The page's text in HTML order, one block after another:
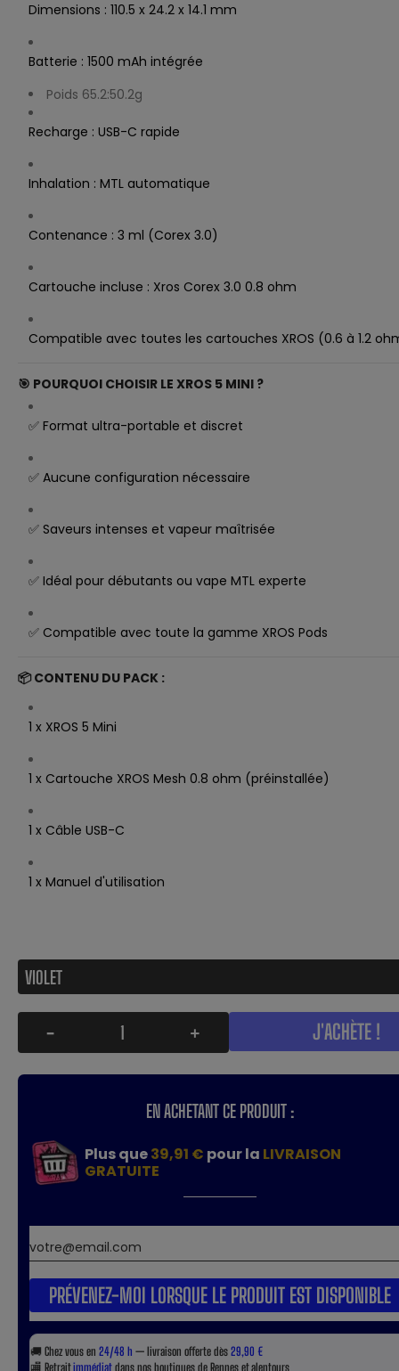
Dimensions : 110.5 x 24.2 x 14.1 mm
Batterie : 1500 mAh intégrée
Poids 65.2:50.2g
Recharge : USB-C rapide
Inhalation : MTL automatique
Contenance : 3 ml (Corex 3.0)
Cartouche incluse : Xros Corex 3.0 0.8 ohm
Compatible avec toutes les cartouches XROS (0.6 à 1.2
🎯 POURQUOI CHOISIR LE XROS 5 MINI ?
✅ Format ultra-portable et discret
✅ Aucune configuration nécessaire
✅ Saveurs intenses et vapeur maîtrisée
✅ Idéal pour débutants ou vape MTL experte
✅ Compatible avec toute la gamme XROS Pods
📦CONTENU DU PACK :
1 x XROS 5 Mini
1 x Cartouche XROS Mesh 0.8 ohm (préinstallée)
1 x Câble USB-C
1 x Manuel d'utilisation
- + J'ACHÈTE !
EN ACHETANT CE PRODUIT :
Plus que39,91 € pour la LIVRAISON
GRATUITE
PRÉVENEZ-MOI LORSQUE LE PRODUIT EST DISPONIBLE
🚚 Chez vous en 24/48 h — livraison offerte dès29,90 €
🏬 Retraitimmédiatdans nos boutiques de Rennes et alentours